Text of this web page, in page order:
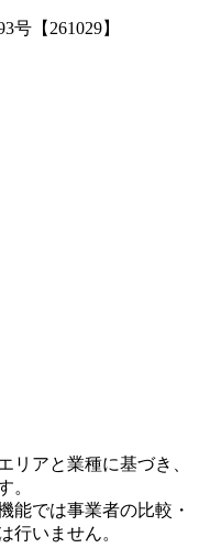
【261029】
アと業種に基づき、
。
能では事業者の比較・
行いません。